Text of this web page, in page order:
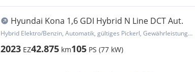
Hyundai Kona 1,6 GDI Hybrid N Line DCT Aut.
Hybrid Elektro/Benzin, Automatik, gültiges Pickerl, Gewährleistung, Garantie
2023 EZ42.875 km105 PS (77 kW)